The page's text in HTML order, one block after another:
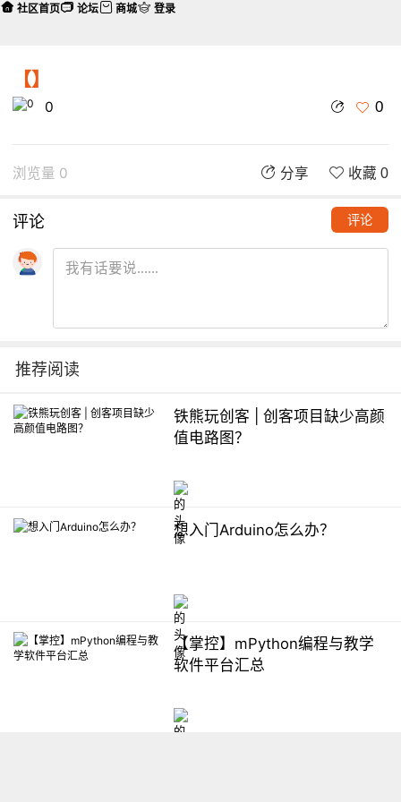
【】
0 0
浏览量 0 分享 收藏 0
评论 评论
推荐阅读
铁熊玩创客 | 创客项目缺少高颜
值电路图？
想入门Arduino怎么办？
【掌控】mPython编程与教学
软件平台汇总
社区首页 论坛 商城 登录